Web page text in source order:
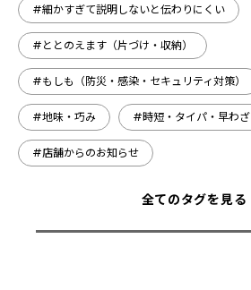
#細かすぎて説明しないと伝わりにくい
#ととのえます（片づけ・収納）
#もしも（防災・感染・セキュリティ対策）
#地味・巧み #時短・タイパ・早わざ
#店舗からのお知らせ
全てのタグを見る